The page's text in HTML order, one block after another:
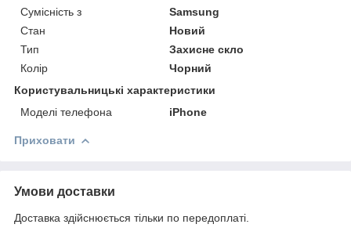
Сумісність з
Samsung
Стан
Новий
Тип
Захисне скло
Колір
Чорний
Користувальницькі характеристики
Моделі телефона
iPhone
Приховати
Умови доставки
Доставка здійснюється тільки по передоплаті.